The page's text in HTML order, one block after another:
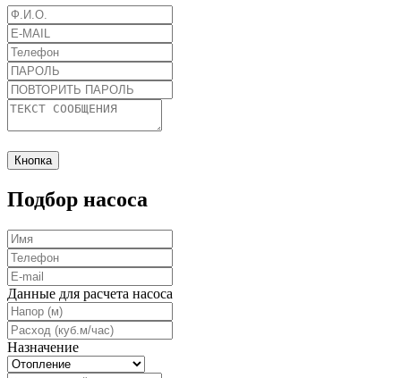
Кнопка
Подбор насоса
Данные для расчета насоса
Назначение